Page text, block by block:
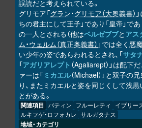
誤読だと考えられている。
グリモア「グラン・グリモア（大奥義書）
ちの君主にして王子」であり「皇帝」で
の一人とされる（他はベルゼブブと アス
ム・ウェルム（真正奥義書） 」では全く悪
い少年の姿であらわれるとされ、「サタ
「アガリアレプト （Agaliarept）」は配下
ァーは「ミカエル（Michael）」と双子の
り、またミカエルと姿を同じくして浅
とがある。
関連項目 バティン フルーレティ イブリー
ルキフゲ・ロフォカレ サルガタナス
地域・カテゴリ